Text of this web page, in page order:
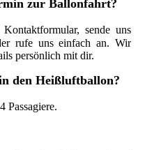
zur Ballonfahrt?
sende uns
rufe uns einfach an. Wir
persönlich mit dir.
den Heißluftballon?
Passagiere.